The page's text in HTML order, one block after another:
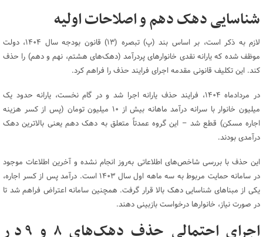
شناسایی دهک دهم و اصلاحات اولیه
لازم به ذکر است، بر اساس بند (پ) تبصره (۱۳) قانون بودجه سال ۱۴۰۴، دولت
موظف شده که یارانه نقدی خانوار‌های پردرآمد (دهک‌های هشتم، نهم و دهم) را حذف
کند. این تکلیف قانونی مقدمه اجرای فرایند حذف را فراهم کرد.
در مردادماه ۱۴۰۴، فرایند حذف یارانه اجرا شد و در گام نخست، یارانه حدود یک
میلیون خانوار با سرانه درآمد ماهانه بیش از ۱۰ میلیون تومان (پس از کسر هزینه
اجاره مسکن) قطع شد – این گروه عمدتاً متعلق به دهک دهم یعنی بالاترین دهک
درآمدی بودند.
این حذف با بررسی شاخص‌های اطلاعاتی به‌روز انجام نشده و آخرین اطلاعات موجود
در سامانه حمایت مربوط به سه ماهه اول سال ۱۴۰۳ است. درآمد پس از کسر اجاره،
یکی از مبنا‌های شناسایی دهک بالا قرار گرفت. همچنین سامانه اعتراض فراهم شد تا
در صورت نیاز، خانوار‌ها درخواست بازبینی دهند.
اجرای احتمالی حذف دهک‌های ۸ و ۹ در